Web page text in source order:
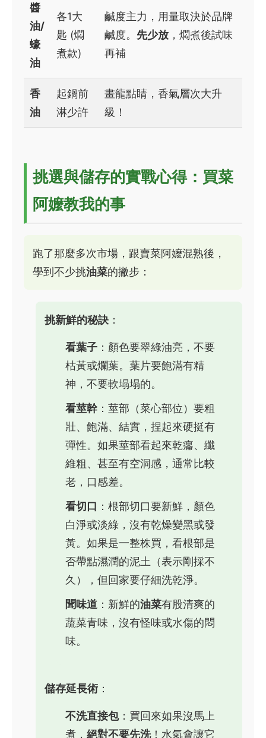
醬
油/
蠔
油
各1大
匙 (燜
煮款)
鹹度主力，用量取決於品牌
鹹度。 先少放 ，燜煮後試味
再補
香
油
起鍋前
淋少許
畫龍點睛，香氣層次大升
級！
挑選與儲存的實戰心得：買菜
阿嬤教我的事
跑了那麼多次市場，跟賣菜阿嬤混熟後，
學到不少挑油菜的撇步：
挑新鮮的秘訣 ：
看葉子 ：顏色要翠綠油亮，不要
枯黃或爛葉。葉片要飽滿有精
神，不要軟塌塌的。
看莖幹：莖部（菜心部位）要粗
壯、飽滿、結實，捏起來硬挺有
彈性。如果莖部看起來乾癟、纖
維粗、甚至有空洞感，通常比較
老，口感差。
看切口 ：根部切口要新鮮，顏色
白淨或淡綠，沒有乾燥變黑或發
黃。如果是一整株買，看根部是
否帶點濕潤的泥土（表示剛採不
久），但回家要仔細洗乾淨。
聞味道 ：新鮮的油菜有股清爽的
蔬菜青味，沒有怪味或水傷的悶
味。
儲存延長術 ：
不洗直接包：買回來如果沒馬上
煮， 絕對不要先洗！水氣會讓它